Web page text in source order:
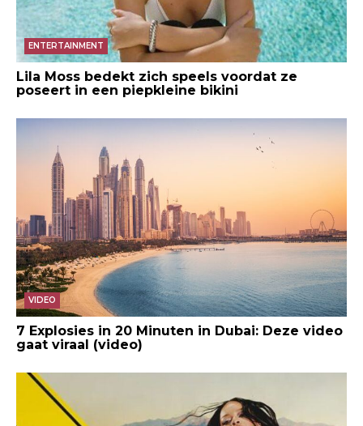
ENTERTAINMENT
Lila Moss bedekt zich speels voordat ze
poseert in een piepkleine bikini
VIDEO
7 Explosies in 20 Minuten in Dubai: Deze video
gaat viraal (video)